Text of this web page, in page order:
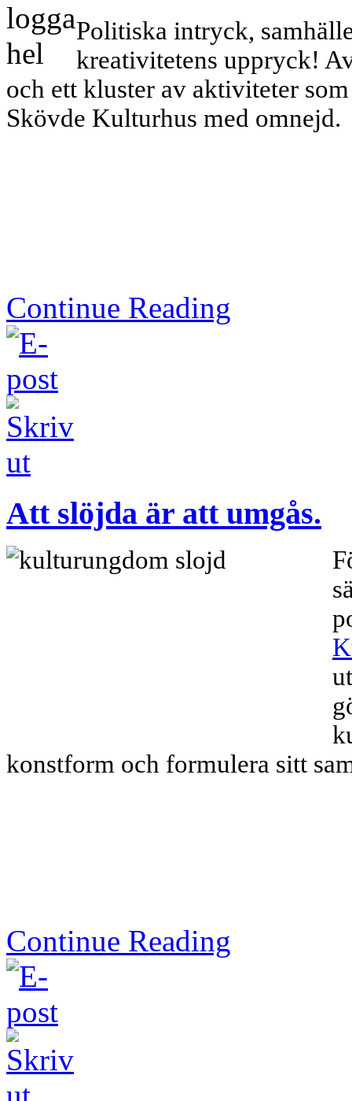
Politiska intryck,
kreativitetens uppryck!
och ett kluster av aktiviteter
Skövde Kulturhus med omnejd.
Continue Reading
Att slöjda är att umgås.
konstform och formulera sitt
Continue Reading